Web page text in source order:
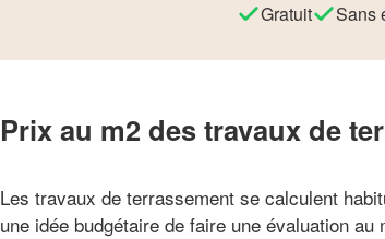
Gratuit Sans
Prix au m2 des travaux de
Les travaux de terrassement se calculent
une idée budgétaire de faire une évaluation